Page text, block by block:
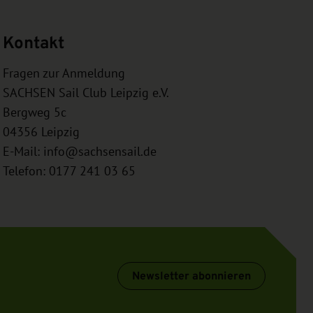
Kontakt
Fragen zur Anmeldung
SACHSEN Sail Club Leipzig e.V.
Bergweg 5c
04356 Leipzig
E-Mail: info@sachsensail.de
Telefon: 0177 241 03 65
Newsletter abonnieren